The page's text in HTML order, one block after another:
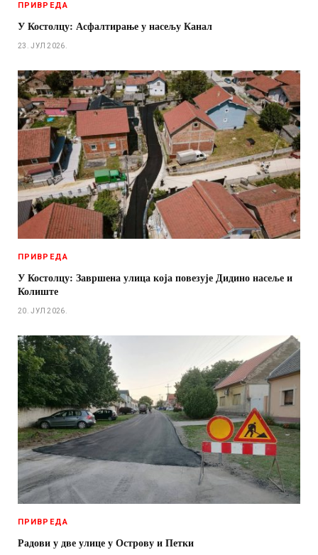
ПРИВРЕДА
У Костолцу: Асфалтирање у насељу Канал
23. ЈУЛ 2026.
ПРИВРЕДА
У Костолцу: Завршена улица која повезује Дидино насеље и
Колиште
20. ЈУЛ 2026.
ПРИВРЕДА
Радови у две улице у Острову и Петки